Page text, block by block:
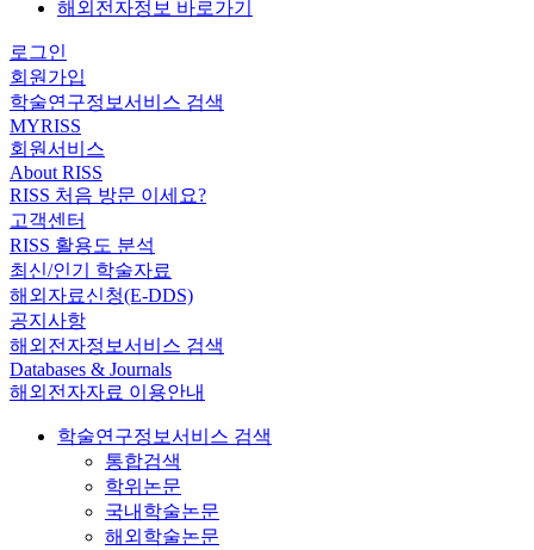
해외전자정보 바로가기
로그인
회원가입
학술연구정보서비스 검색
MYRISS
회원서비스
About RISS
RISS 처음 방문 이세요?
고객센터
RISS 활용도 분석
최신/인기 학술자료
해외자료신청(E-DDS)
공지사항
해외전자정보서비스 검색
Databases & Journals
해외전자자료 이용안내
학술연구정보서비스 검색
통합검색
학위논문
국내학술논문
해외학술논문